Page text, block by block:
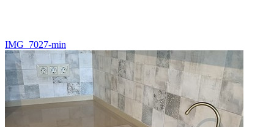
IMG_7027-min